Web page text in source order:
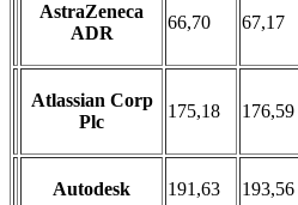
AstraZeneca
ADR
66,70 67,17
Atlassian Corp
Plc
175,18 176,59
Autodesk 191,63 193,56